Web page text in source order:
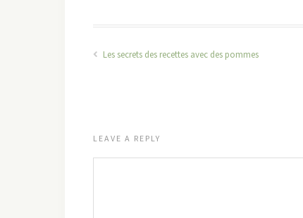
Les secrets des recettes avec des pommes
LEAVE A REPLY